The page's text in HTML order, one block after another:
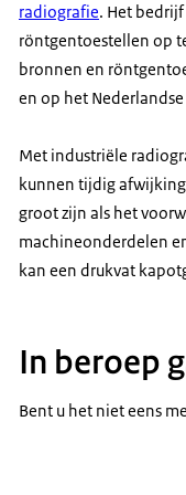
radiografie. Het
röntgentoestellen op
bronnen en
en op het
Met industriële
kunnen tijdig
groot zijn als het
machineonderdelen
kan een drukvat
In beroep
Bent u het niet eens